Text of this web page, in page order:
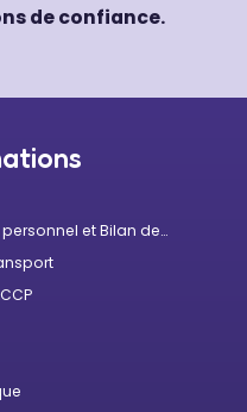
de confiance.
et Bilan de